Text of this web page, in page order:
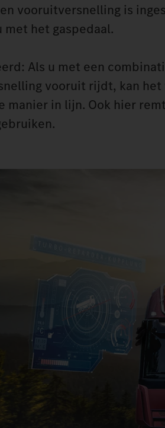
vooruitversnelling is
het gaspedaal.
Als u met een
vooruit rijdt, kan
manier in lijn. Ook hier